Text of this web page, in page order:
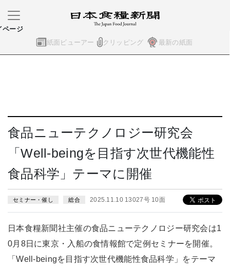
紙面ビューアー クリッピング 最新の紙面
ページ
食品ニューテクノロジー研究会
「Well-beingを目指す次世代機能性
食品科学」テーマに開催
セミナー・催し 総合 2025.11.10 13027号 10面
日本食糧新聞社主催の食品ニューテクノロジー研究会は1
0月8日に東京・入船の食情報館で定例セミナーを開催。
「Well-beingを目指す次世代機能性食品科学」をテーマ